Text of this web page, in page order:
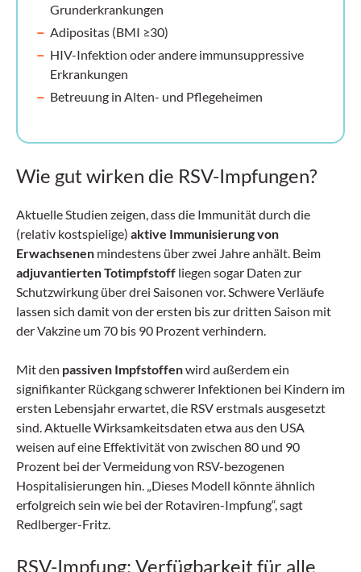
Grunderkrankungen
Adipositas (BMI ≥30)
HIV-Infektion oder andere immunsuppressive
Erkrankungen
Betreuung in Alten- und Pflegeheimen
Wie gut wirken die RSV-Impfungen?
Aktuelle Studien zeigen, dass die Immunität durch die
(relativ kostspielige) aktive Immunisierung von
Erwachsenen mindestens über zwei Jahre anhält. Beim
adjuvantierten Totimpfstoff liegen sogar Daten zur
Schutzwirkung über drei Saisonen vor. Schwere Verläufe
lassen sich damit von der ersten bis zur dritten Saison mit
der Vakzine um 70 bis 90 Prozent verhindern.
Mit den passiven Impfstoffenwird außerdem ein
signifikanter Rückgang schwerer Infektionen bei Kindern im
ersten Lebensjahr erwartet, die RSV erstmals ausgesetzt
sind. Aktuelle Wirksamkeitsdaten etwa aus den USA
weisen auf eine Effektivität von zwischen 80 und 90
Prozent bei der Vermeidung von RSV-bezogenen
Hospitalisierungen hin. „Dieses Modell könnte ähnlich
erfolgreich sein wie bei der Rotaviren-Impfung“, sagt
Redlberger-Fritz.
RSV-Impfung: Verfügbarkeit für alle